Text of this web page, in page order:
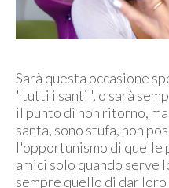
Sarà questa occasione
"tutti i santi", o sarà
il punto di non ritorno,
santa, sono stufa, non
l'opportunismo di quelle
amici solo quando serve
sempre quello di dar